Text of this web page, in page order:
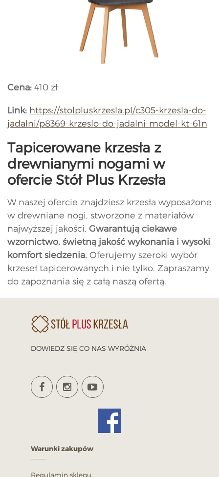
Cena: 410 zł
Link: https://stolpluskrzesla.pl/c305-krzesla-do-
jadalni/p8369-krzeslo-do-jadalni-model-kt-61n
Tapicerowane krzesła z
drewnianymi nogami w
ofercie Stół Plus Krzesła
W naszej ofercie znajdziesz krzesła wyposażone
w drewniane nogi, stworzone z materiałów
najwyższej jakości. Gwarantują ciekawe
wzornictwo, świetną jakość wykonania i wysoki
komfort siedzenia. Oferujemy szeroki wybór
krzeseł tapicerowanych i nie tylko. Zapraszamy
do zapoznania się z całą naszą ofertą.
DOWIEDZ SIĘ CO NAS WYRÓŻNIA
Warunki zakupów
Regulamin sklepu